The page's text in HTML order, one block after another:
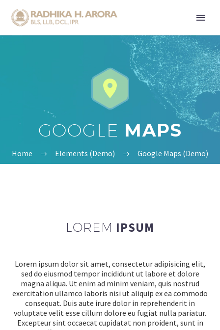


GOOGLE MAPS
Home Elements (Demo) Google Maps (Demo)
LOREM IPSUM
Lorem ipsum dolor sit amet, consectetur adipisicing elit,
sed do eiusmod tempor incididunt ut labore et dolore
magna aliqua. Ut enim ad minim veniam, quis nostrud
exercitation ullamco laboris nisi ut aliquip ex ea commodo
consequat. Duis aute irure dolor in reprehenderit in
voluptate velit esse cillum dolore eu fugiat nulla pariatur.
Excepteur sint occaecat cupidatat non proident, sunt in